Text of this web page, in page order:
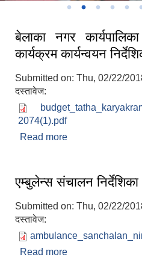
बेलाका नगर
कार्यक्रम कार्यन्वयन
Submitted on: Thu, 02/22/
दस्तावेज:
2074(1).pdf
Read more
एम्बुलेन्स संचालन
Submitted on: Thu, 02/22/
दस्तावेज:
Read more